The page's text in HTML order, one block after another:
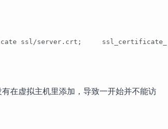
ssl/server.crt;
在虚拟主机里添加，导致一开始并不能访